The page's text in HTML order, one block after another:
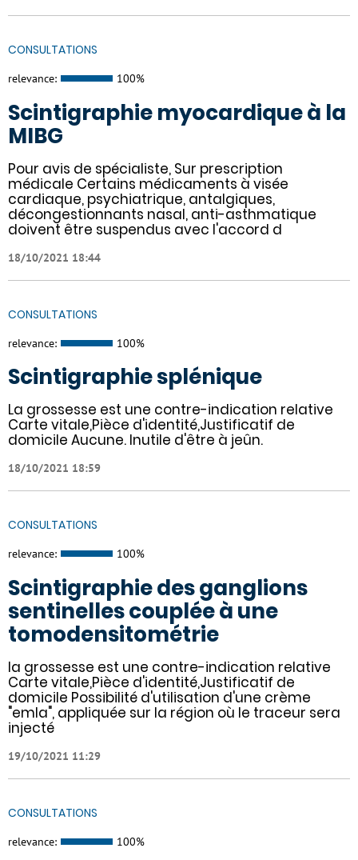
CONSULTATIONS
relevance: 100%
Scintigraphie myocardique à la
MIBG
Pour avis de spécialiste, Sur prescription
médicale Certains médicaments à visée
cardiaque, psychiatrique, antalgiques,
décongestionnants nasal, anti-asthmatique
doivent être suspendus avec l'accord d
18/10/2021 18:44
CONSULTATIONS
relevance: 100%
Scintigraphie splénique
La grossesse est une contre-indication relative
Carte vitale,Pièce d'identité,Justificatif de
domicile Aucune. Inutile d'être à jeûn.
18/10/2021 18:59
CONSULTATIONS
relevance: 100%
Scintigraphie des ganglions
sentinelles couplée à une
tomodensitométrie
la grossesse est une contre-indication relative
Carte vitale,Pièce d'identité,Justificatif de
domicile Possibilité d'utilisation d'une crème
"emla", appliquée sur la région où le traceur sera
injecté
19/10/2021 11:29
CONSULTATIONS
relevance: 100%